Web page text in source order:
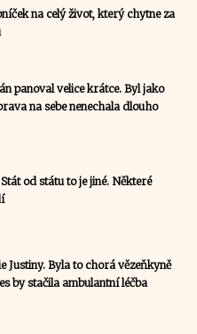
na celý život, který chytne za
panoval velice krátce. Byl jako
na sebe nenechala dlouho
od státu to je jiné. Některé
Justiny. Byla to chorá vězeňkyně
by stačila ambulantní léčba